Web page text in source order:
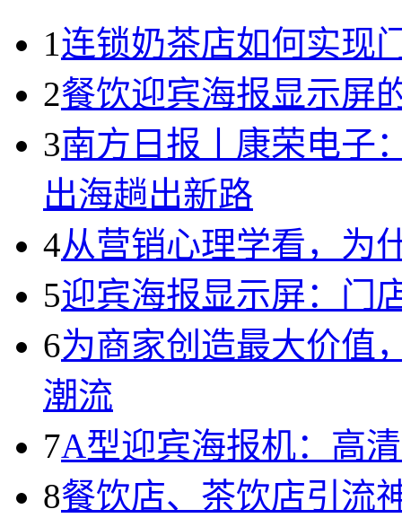
1连锁奶茶店如何实现
2餐饮迎宾海报显示屏
3南方日报丨康荣电子
出海趟出新路
4从营销心理学看，为
5迎宾海报显示屏：门
6为商家创造最大价值
潮流
7A型迎宾海报机：高
8餐饮店、茶饮店引流